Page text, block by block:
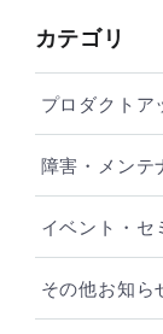
カテゴリ
プロダクトア
障害・メンテ
イベント・セ
その他お知ら